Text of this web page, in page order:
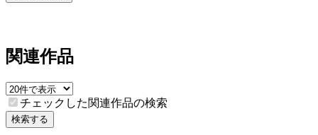
関連作品
チェックした関連作品の検索
検索する